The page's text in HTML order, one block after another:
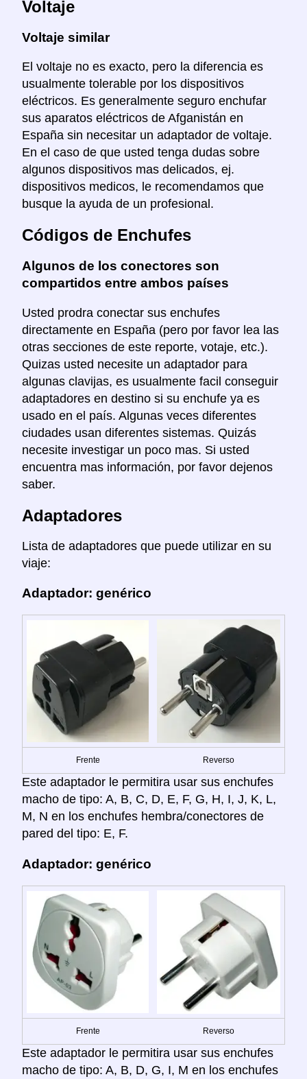
Voltaje
Voltaje similar
El voltaje no es exacto, pero la diferencia es
usualmente tolerable por los dispositivos
eléctricos. Es generalmente seguro enchufar
sus aparatos eléctricos de Afganistán en
España sin necesitar un adaptador de voltaje.
En el caso de que usted tenga dudas sobre
algunos dispositivos mas delicados, ej.
dispositivos medicos, le recomendamos que
busque la ayuda de un profesional.
Códigos de Enchufes
Algunos de los conectores son
compartidos entre ambos países
Usted prodra conectar sus enchufes
directamente en España (pero por favor lea las
otras secciones de este reporte, votaje, etc.).
Quizas usted necesite un adaptador para
algunas clavijas, es usualmente facil conseguir
adaptadores en destino si su enchufe ya es
usado en el país. Algunas veces diferentes
ciudades usan diferentes sistemas. Quizás
necesite investigar un poco mas. Si usted
encuentra mas información, por favor dejenos
saber.
Adaptadores
Lista de adaptadores que puede utilizar en su
viaje:
Adaptador: genérico
Frente Reverso
Este adaptador le permitira usar sus enchufes
macho de tipo: A, B, C, D, E, F, G, H, I, J, K, L,
M, N en los enchufes hembra/conectores de
pared del tipo: E, F.
Adaptador: genérico
Frente Reverso
Este adaptador le permitira usar sus enchufes
macho de tipo: A, B, D, G, I, M en los enchufes